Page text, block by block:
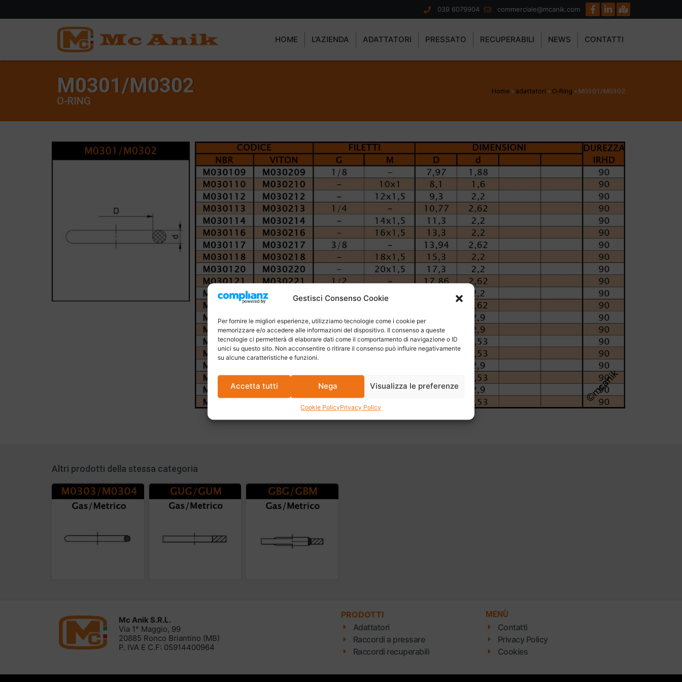
Gestisci Consenso Cookie
Per fornire le migliori esperienze, utilizziamo tecnologie come i cookie per
memorizzare e/o accedere alle informazioni del dispositivo. Il consenso a queste
tecnologie ci permetterà di elaborare dati come il comportamento di navigazione o ID
unici su questo sito. Non acconsentire o ritirare il consenso può influire negativamente
su alcune caratteristiche e funzioni.
Accetta tutti Nega Visualizza le preferenze
Cookie PolicyPrivacy Policy
039 6079904 commerciale@mcanik.com
HOME L’AZIENDA ADATTATORI PRESSATO RECUPERABILI NEWS CONTATTI
M0301/M0302
O-RING
Home » adattatori » O-Ring » M0301/M0302
Altri prodotti della stessa categoria
Mc Anik S.R.L.
Via 1° Maggio, 99
20885 Ronco Briantino (MB)
P. IVA E C.F: 05914400964
PRODOTTI
Adattatori
Raccordi a pressare
Raccordi recuperabili
MENÙ
Contatti
Privacy Policy
Cookies